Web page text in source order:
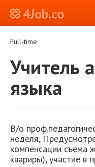
4Job.co
Full-time
Учитель
языка
В/о
неделя,
компенсации съема
квариры), участие в